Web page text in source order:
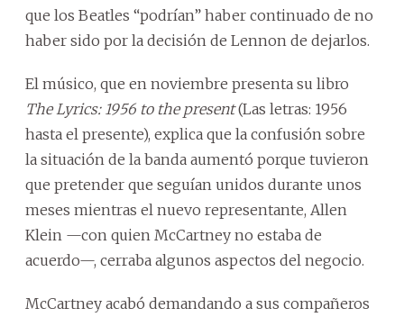
que los Beatles “podrían” haber continuado de no
haber sido por la decisión de Lennon de dejarlos.
El músico, que en noviembre presenta su libro
The Lyrics: 1956 to the present(Las letras: 1956
hasta el presente), explica que la confusión sobre
la situación de la banda aumentó porque tuvieron
que pretender que seguían unidos durante unos
meses mientras el nuevo representante, Allen
Klein —con quien McCartney no estaba de
acuerdo—, cerraba algunos aspectos del negocio.
McCartney acabó demandando a sus compañeros